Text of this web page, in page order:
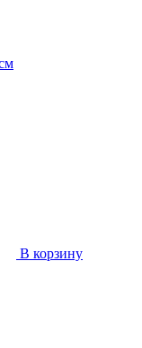
В корзину